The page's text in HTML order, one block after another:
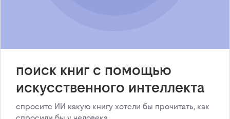
поиск книг с помощью
искусственного интеллекта
спросите ИИ какую книгу хотели бы прочитать, как